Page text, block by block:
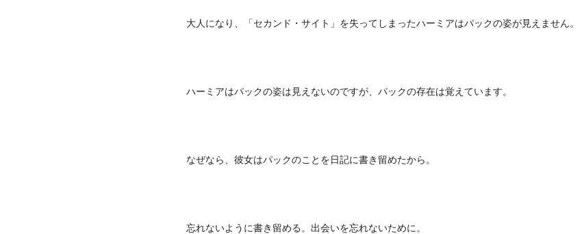
大人になり、「セカンド・サイト」を失ってしまったハーミアはパックの姿が見えません。
ハーミアはパックの姿は見えないのですが、パックの存在は覚えています。
なぜなら、彼女はパックのことを日記に書き留めたから。
忘れないように書き留める。出会いを忘れないために。